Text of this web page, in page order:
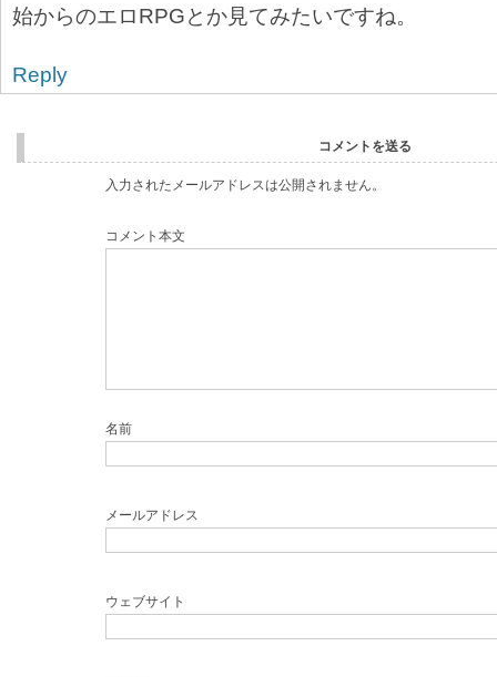
始からのエロRPGとか見てみたいですね。
Reply
コメントを送る
入力されたメールアドレスは公開されません。
コメント本文
名前
メールアドレス
ウェブサイト